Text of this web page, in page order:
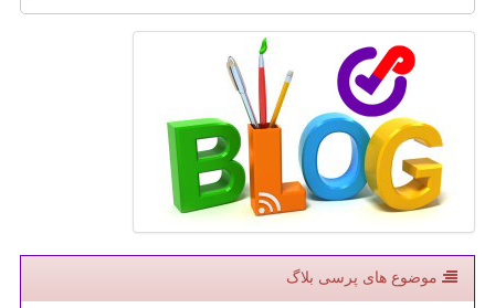
موضوع های پرسی بلاگ